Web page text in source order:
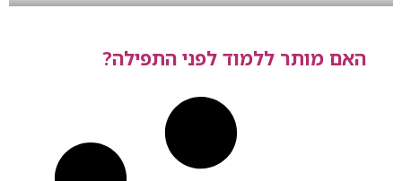
האם מותר ללמוד לפני התפילה?